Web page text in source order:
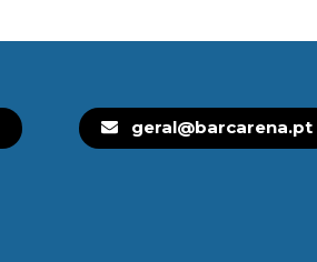
geral@barcarena.pt